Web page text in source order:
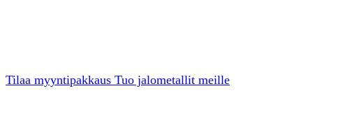
Tilaa myyntipakkaus Tuo jalometallit meille